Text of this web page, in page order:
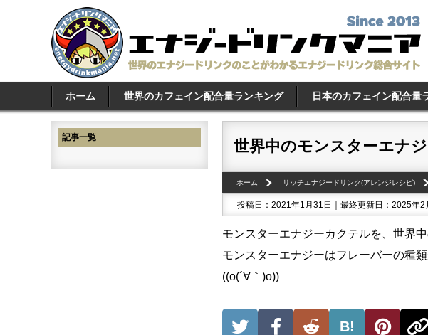
ホーム 世界のカフェイン配合量ランキング 日本のカフェイン配合量
世界中のモンスターエナ
ホーム リッチエナジードリンク(アレンジレシピ)
投稿日：2021年1月31日｜最終更新日：2025年2
モンスターエナジーカクテルを、世界
モンスターエナジーはフレーバーの種
((o(´∀｀)o))
B!
記事一覧